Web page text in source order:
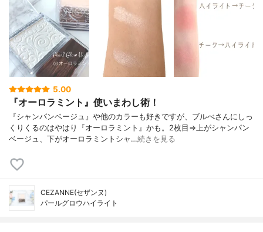
5.00
『オーロラミント』使いまわし術！
『シャンパンベージュ』や他のカラーも好きですが、ブルべさんにしっ
くりくるのはやはり『オーロラミント』かも。2枚目⇒上がシャンパン
ベージュ、下がオーロラミントシャ…続きを見る
CEZANNE(セザンヌ)
パールグロウハイライト